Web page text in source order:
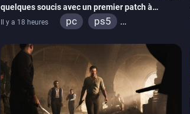
quelques soucis avec un premier patch à
paraître bientôt
Il y a 18 heures pc
ps5